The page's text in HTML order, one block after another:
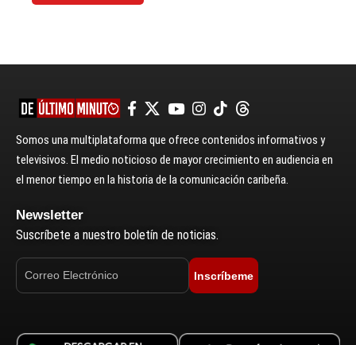
Somos una multiplataforma que ofrece contenidos informativos y
televisivos. El medio noticioso de mayor crecimiento en audiencia en
el menor tiempo en la historia de la comunicación caribeña.
Newsletter
Suscríbete a nuestro boletín de noticias.
Inscríbeme